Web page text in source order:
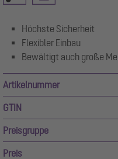
Höchste Sicherheit
Flexibler Einbau
Bewältigt auch große
Artikelnummer
GTIN
Preisgruppe
Preis